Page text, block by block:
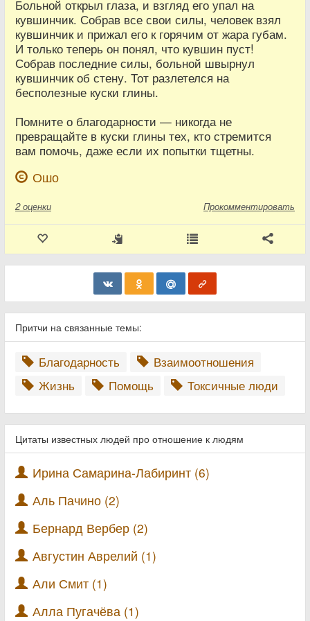
Больной открыл глаза, и взгляд его упал на
кувшинчик. Собрав все свои силы, человек взял
кувшинчик и прижал его к горячим от жара губам.
И только теперь он понял, что кувшин пуст!
Собрав последние силы, больной швырнул
кувшинчик об стену. Тот разлетелся на
бесполезные куски глины.
Помните о благодарности — никогда не
превращайте в куски глины тех, кто стремится
вам помочь, даже если их попытки тщетны.
Ошо
2 оценки Прокомментировать
Притчи на связанные темы:
Благодарность
Взаимоотношения
Жизнь
Помощь Токсичные люди
Цитаты известных людей про отношение к людям
Ирина Самарина-Лабиринт (6)
Аль Пачино (2)
Бернард Вербер (2)
Августин Аврелий (1)
Али Смит (1)
Алла Пугачёва (1)